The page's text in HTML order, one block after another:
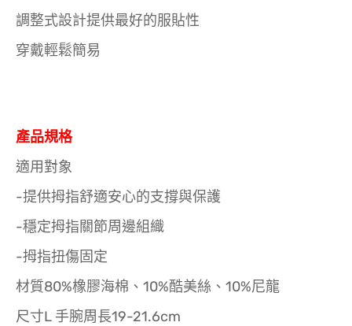
調整式設計提供最好的服貼性
穿戴輕鬆簡易
產品規格
適用對象
-提供拇指舒適安心的支撐與保護
-穩定拇指關節周邊組織
-拇指扭傷固定
材質80%橡膠海棉、10%酷美絲、10%尼龍
尺寸L 手腕周長19-21.6cm